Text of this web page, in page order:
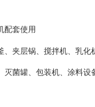
配套使用
夹层锅、搅拌机、乳化
菌罐、包装机、涂料设